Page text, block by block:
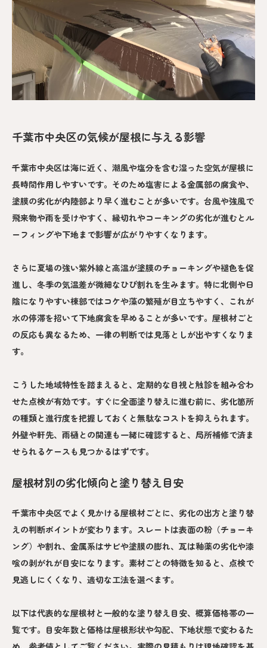
千葉市中央区の気候が屋根に与える影響
千葉市中央区は海に近く、潮風や塩分を含む湿った空気が屋根に
長時間作用しやすいです。そのため塩害による金属部の腐食や、
塗膜の劣化が内陸部より早く進むことが多いです。台風や強風で
飛来物や雨を受けやすく、縁切れやコーキングの劣化が進むとル
ーフィングや下地まで影響が広がりやすくなります。
さらに夏場の強い紫外線と高温が塗膜のチョーキングや褪色を促
進し、冬季の気温差が微細なひび割れを生みます。特に北側や日
陰になりやすい棟部ではコケや藻の繁殖が目立ちやすく、これが
水の停滞を招いて下地腐食を早めることが多いです。屋根材ごと
の反応も異なるため、一律の判断では見落としが出やすくなりま
す。
こうした地域特性を踏まえると、定期的な目視と触診を組み合わ
せた点検が有効です。すぐに全面塗り替えに進む前に、劣化箇所
の種類と進行度を把握しておくと無駄なコストを抑えられます。
外壁や軒先、雨樋との関連も一緒に確認すると、局所補修で済ま
せられるケースも見つかるはずです。
屋根材別の劣化傾向と塗り替え目安
千葉市中央区でよく見かける屋根材ごとに、劣化の出方と塗り替
えの判断ポイントが変わります。スレートは表面の粉（チョーキ
ング）や割れ、金属系はサビや塗膜の膨れ、瓦は釉薬の劣化や漆
喰の剥がれが目安になります。素材ごとの特徴を知ると、点検で
見逃しにくくなり、適切な工法を選べます。
以下は代表的な屋根材と一般的な塗り替え目安、概算価格帯の一
覧です。目安年数と価格は屋根形状や勾配、下地状態で変わるた